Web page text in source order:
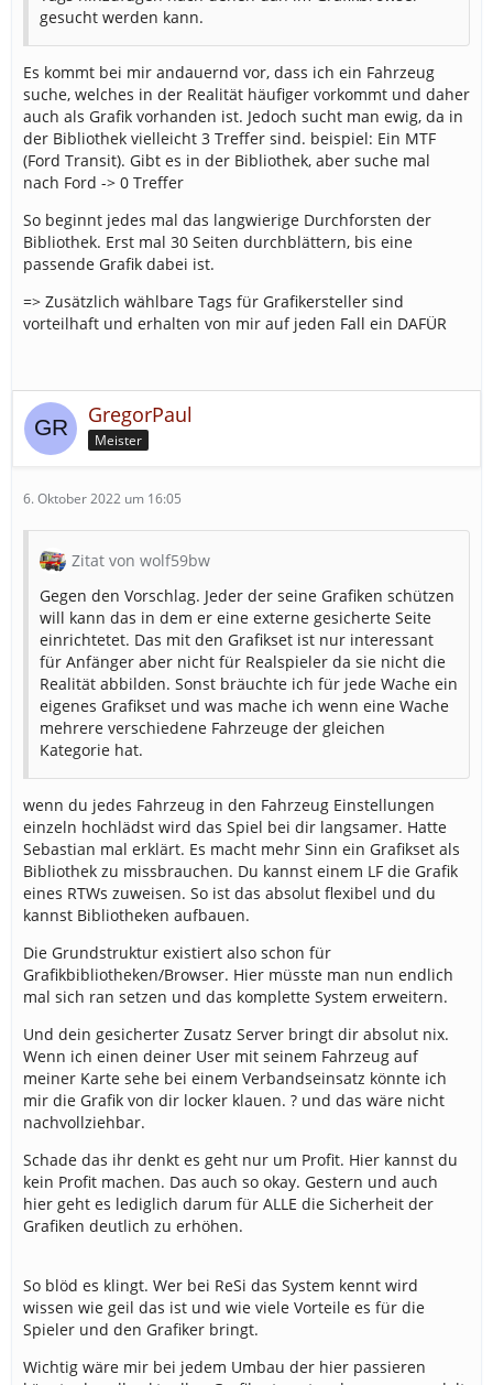
gesucht werden kann.
Es kommt bei mir andauernd vor, dass ich ein Fahrzeug
suche, welches in der Realität häufiger vorkommt und daher
auch als Grafik vorhanden ist. Jedoch sucht man ewig, da in
der Bibliothek vielleicht 3 Treffer sind. beispiel: Ein MTF
(Ford Transit). Gibt es in der Bibliothek, aber suche mal
nach Ford -> 0 Treffer
So beginnt jedes mal das langwierige Durchforsten der
Bibliothek. Erst mal 30 Seiten durchblättern, bis eine
passende Grafik dabei ist.
=> Zusätzlich wählbare Tags für Grafikersteller sind
vorteilhaft und erhalten von mir auf jeden Fall ein DAFÜR
GregorPaul
Meister
6. Oktober 2022 um 16:05
Zitat von wolf59bw
Gegen den Vorschlag. Jeder der seine Grafiken schützen
will kann das in dem er eine externe gesicherte Seite
einrichtetet. Das mit den Grafikset ist nur interessant
für Anfänger aber nicht für Realspieler da sie nicht die
Realität abbilden. Sonst bräuchte ich für jede Wache ein
eigenes Grafikset und was mache ich wenn eine Wache
mehrere verschiedene Fahrzeuge der gleichen
Kategorie hat.
wenn du jedes Fahrzeug in den Fahrzeug Einstellungen
einzeln hochlädst wird das Spiel bei dir langsamer. Hatte
Sebastian mal erklärt. Es macht mehr Sinn ein Grafikset als
Bibliothek zu missbrauchen. Du kannst einem LF die Grafik
eines RTWs zuweisen. So ist das absolut flexibel und du
kannst Bibliotheken aufbauen.
Die Grundstruktur existiert also schon für
Grafikbibliotheken/Browser. Hier müsste man nun endlich
mal sich ran setzen und das komplette System erweitern.
Und dein gesicherter Zusatz Server bringt dir absolut nix.
Wenn ich einen deiner User mit seinem Fahrzeug auf
meiner Karte sehe bei einem Verbandseinsatz könnte ich
mir die Grafik von dir locker klauen. ? und das wäre nicht
nachvollziehbar.
Schade das ihr denkt es geht nur um Profit. Hier kannst du
kein Profit machen. Das auch so okay. Gestern und auch
hier geht es lediglich darum für ALLE die Sicherheit der
Grafiken deutlich zu erhöhen.
So blöd es klingt. Wer bei ReSi das System kennt wird
wissen wie geil das ist und wie viele Vorteile es für die
Spieler und den Grafiker bringt.
Wichtig wäre mir bei jedem Umbau der hier passieren